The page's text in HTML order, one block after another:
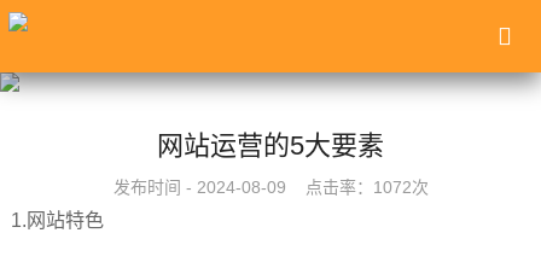
网站运营的5大要素
发布时间 - 2024-08-09 点击率：1072次
1.网站特色